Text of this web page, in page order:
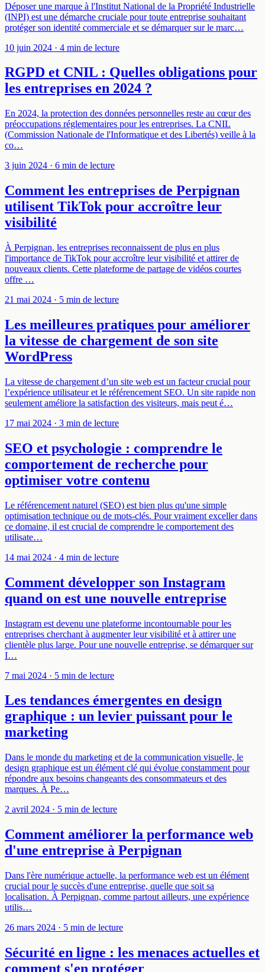
Déposer une marque à l'Institut National de la Propriété Industrielle
(INPI) est une démarche cruciale pour toute entreprise souhaitant
protéger son identité commerciale et se démarquer sur le marc…
10 juin 2024 · 4 min de lecture
RGPD et CNIL : Quelles obligations pour
les entreprises en 2024 ?
En 2024, la protection des données personnelles reste au cœur des
préoccupations réglementaires pour les entreprises. La CNIL
(Commission Nationale de l'Informatique et des Libertés) veille à la
co…
3 juin 2024 · 6 min de lecture
Comment les entreprises de Perpignan
utilisent TikTok pour accroître leur
visibilité
À Perpignan, les entreprises reconnaissent de plus en plus
l'importance de TikTok pour accroître leur visibilité et attirer de
nouveaux clients. Cette plateforme de partage de vidéos courtes
offre …
21 mai 2024 · 5 min de lecture
Les meilleures pratiques pour améliorer
la vitesse de chargement de son site
WordPress
La vitesse de chargement d’un site web est un facteur crucial pour
l’expérience utilisateur et le référencement SEO. Un site rapide non
seulement améliore la satisfaction des visiteurs, mais peut é…
17 mai 2024 · 3 min de lecture
SEO et psychologie : comprendre le
comportement de recherche pour
optimiser votre contenu
Le référencement naturel (SEO) est bien plus qu'une simple
optimisation technique ou de mots-clés. Pour vraiment exceller dans
ce domaine, il est crucial de comprendre le comportement des
utilisate…
14 mai 2024 · 4 min de lecture
Comment développer son Instagram
quand on est une nouvelle entreprise
Instagram est devenu une plateforme incontournable pour les
entreprises cherchant à augmenter leur visibilité et à attirer une
clientèle plus large. Pour une nouvelle entreprise, se démarquer sur
I…
7 mai 2024 · 5 min de lecture
Les tendances émergentes en design
graphique : un levier puissant pour le
marketing
Dans le monde du marketing et de la communication visuelle, le
design graphique est un élément clé qui évolue constamment pour
répondre aux besoins changeants des consommateurs et des
marques. À Pe…
2 avril 2024 · 5 min de lecture
Comment améliorer la performance web
d'une entreprise à Perpignan
Dans l'ère numérique actuelle, la performance web est un élément
crucial pour le succès d'une entreprise, quelle que soit sa
localisation. À Perpignan, comme partout ailleurs, une expérience
utilis…
26 mars 2024 · 5 min de lecture
Sécurité en ligne : les menaces actuelles et
comment s'en protéger